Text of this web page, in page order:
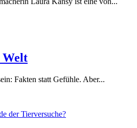
Welt
Fakten statt Gefühle. Aber...